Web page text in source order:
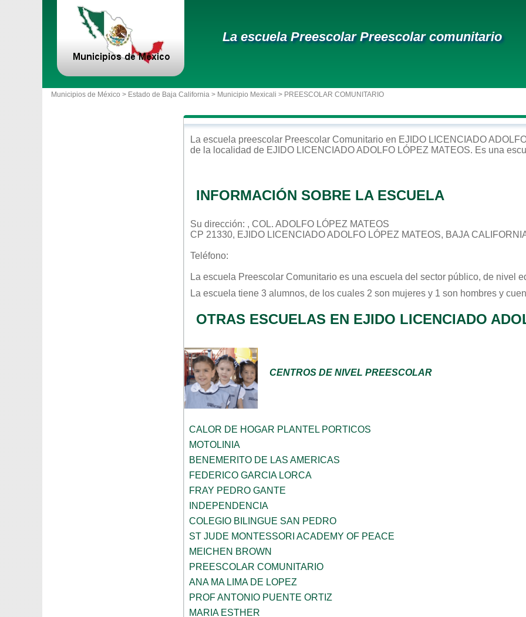
La escuela Preescolar Preescolar comunitario
Municipios de México > Estado de Baja California > Municipio Mexicali > PREESCOLAR COMUNITARIO
La escuela preescolar Preescolar Comunitario en EJIDO LICENCIADO
de la localidad de EJIDO LICENCIADO ADOLFO LÓPEZ MATEOS. Es una
INFORMACIÓN SOBRE LA ESCUELA
Su dirección: , COL. ADOLFO LÓPEZ MATEOS
CP 21330, EJIDO LICENCIADO ADOLFO LÓPEZ MATEOS, BAJA
Teléfono:
La escuela Preescolar Comunitario es una escuela del sector público, de nivel
La escuela tiene 3 alumnos, de los cuales 2 son mujeres y 1 son hombres y
OTRAS ESCUELAS EN EJIDO LICENCIADO
CENTROS DE NIVEL PREESCOLAR
CALOR DE HOGAR PLANTEL PORTICOS
MOTOLINIA
BENEMERITO DE LAS AMERICAS
FEDERICO GARCIA LORCA
FRAY PEDRO GANTE
INDEPENDENCIA
COLEGIO BILINGUE SAN PEDRO
ST JUDE MONTESSORI ACADEMY OF PEACE
MEICHEN BROWN
PREESCOLAR COMUNITARIO
ANA MA LIMA DE LOPEZ
PROF ANTONIO PUENTE ORTIZ
MARIA ESTHER